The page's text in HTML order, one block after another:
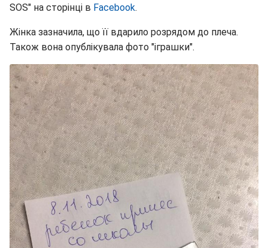
SOS" на сторінці в Facebook.
Жінка зазначила, що її вдарило розрядом до плеча.
Також вона опублікувала фото "іграшки".